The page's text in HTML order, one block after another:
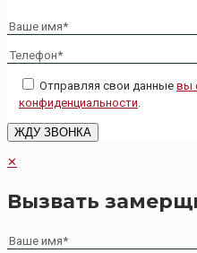
Отправляя свои данные вы
конфиденциальности.
✕
Вызвать